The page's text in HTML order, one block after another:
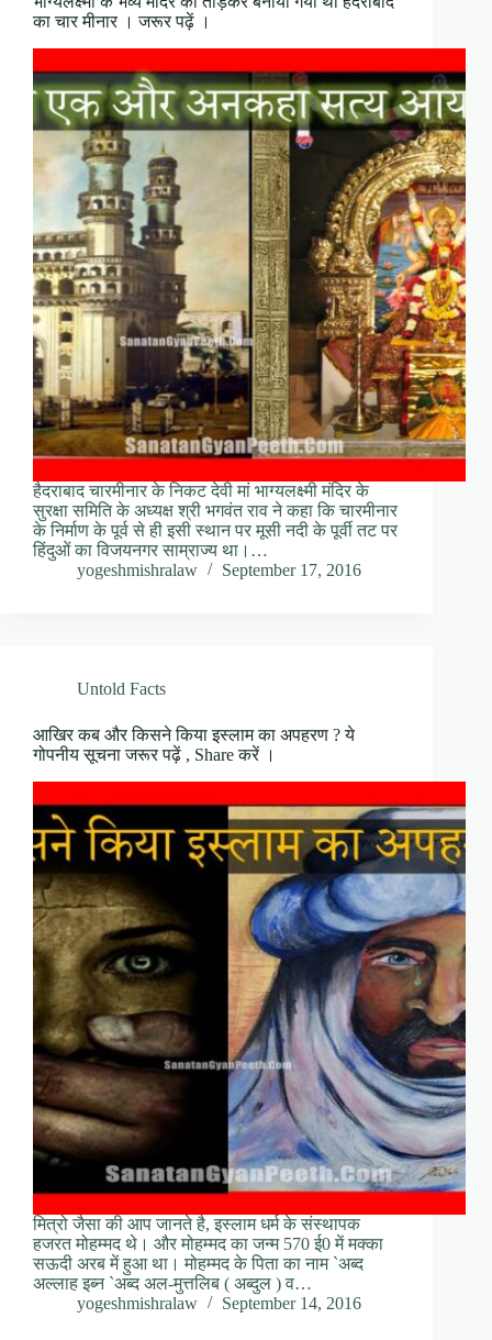
का चार मीनार । जरूर पढ़ें ।
हैदराबाद चारमीनार के निकट देवी मां भाग्यलक्ष्मी मंदिर के
सुरक्षा समिति के अध्यक्ष श्री भगवंत राव ने कहा कि चारमीनार
के निर्माण के पूर्व से ही इसी स्थान पर मूसी नदी के पूर्वी तट पर
हिंदुओं का विजयनगर साम्राज्य था।…
yogeshmishralaw
September 17, 2016
Untold Facts
आखिर कब और किसने किया इस्लाम का अपहरण ? ये
गोपनीय सूचना जरूर पढ़ें , Share करें ।
मित्रो जैसा की आप जानते है, इस्लाम धर्म के संस्थापक
हजरत मोहम्मद थे। और मोहम्मद का जन्म 570 ई0 में मक्का
सऊदी अरब में हुआ था। मोहम्मद के पिता का नाम `अब्द
अल्लाह इब्न `अब्द अल-मुत्तलिब ( अब्दुल ) व…
yogeshmishralaw
September 14, 2016